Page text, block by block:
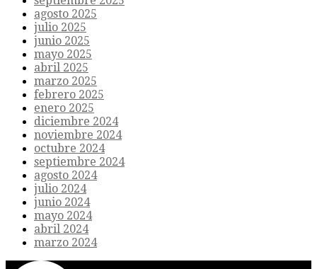
agosto 2025
julio 2025
junio 2025
mayo 2025
abril 2025
marzo 2025
febrero 2025
enero 2025
diciembre 2024
noviembre 2024
octubre 2024
septiembre 2024
agosto 2024
julio 2024
junio 2024
mayo 2024
abril 2024
marzo 2024